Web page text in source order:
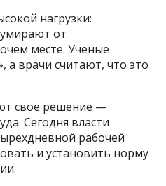
нагрузки:
от
месте. Ученые
а врачи считают, что это
свое решение —
Сегодня власти
рабочей
и установить норму